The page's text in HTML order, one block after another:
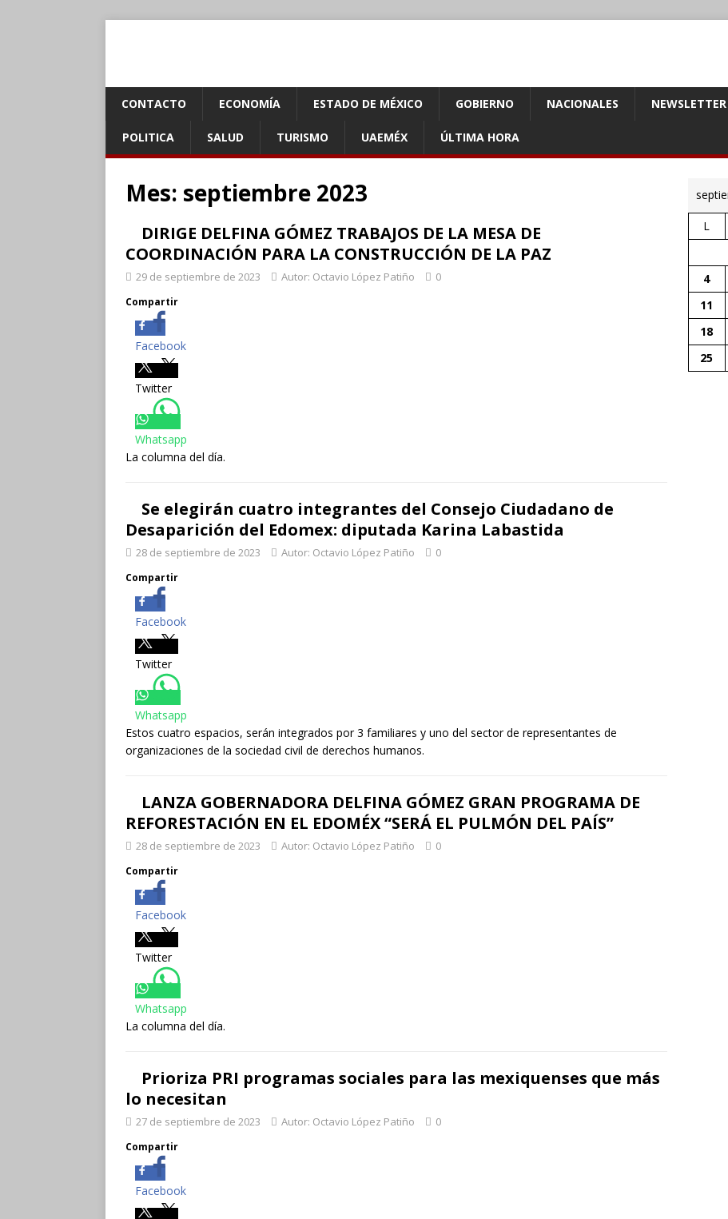
CONTACTO ECONOMÍA ESTADO DE MÉXICO GOBIERNO NACIONALES NEWSLETTER
POLITICA SALUD TURISMO UAEMÉX ÚLTIMA HORA
Mes: septiembre 2023
DIRIGE DELFINA GÓMEZ TRABAJOS DE LA MESA DE
COORDINACIÓN PARA LA CONSTRUCCIÓN DE LA PAZ
29 de septiembre de 2023 Autor: Octavio López Patiño 0
Compartir
Facebook
Twitter
Whatsapp
La columna del día.
Se elegirán cuatro integrantes del Consejo Ciudadano de
Desaparición del Edomex: diputada Karina Labastida
28 de septiembre de 2023 Autor: Octavio López Patiño 0
Compartir
Facebook
Twitter
Whatsapp
Estos cuatro espacios, serán integrados por 3 familiares y uno del sector de representantes de
organizaciones de la sociedad civil de derechos humanos.
LANZA GOBERNADORA DELFINA GÓMEZ GRAN PROGRAMA DE
REFORESTACIÓN EN EL EDOMÉX “SERÁ EL PULMÓN DEL PAÍS”
28 de septiembre de 2023 Autor: Octavio López Patiño 0
Compartir
Facebook
Twitter
Whatsapp
La columna del día.
Prioriza PRI programas sociales para las mexiquenses que más
lo necesitan
27 de septiembre de 2023 Autor: Octavio López Patiño 0
Compartir
Facebook
L
4
11
18
25